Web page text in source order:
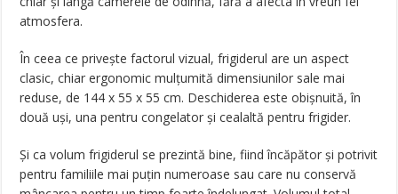
atmosfera.
În ceea ce priveşte factorul vizual, frigiderul are un aspect
clasic, chiar ergonomic mulţumită dimensiunilor sale mai
reduse, de 144 x 55 x 55 cm. Deschiderea este obişnuită, în
două uşi, una pentru congelator şi cealaltă pentru frigider.
Şi ca volum frigiderul se prezintă bine, fiind încăpător şi potrivit
pentru familiile mai puţin numeroase sau care nu conservă